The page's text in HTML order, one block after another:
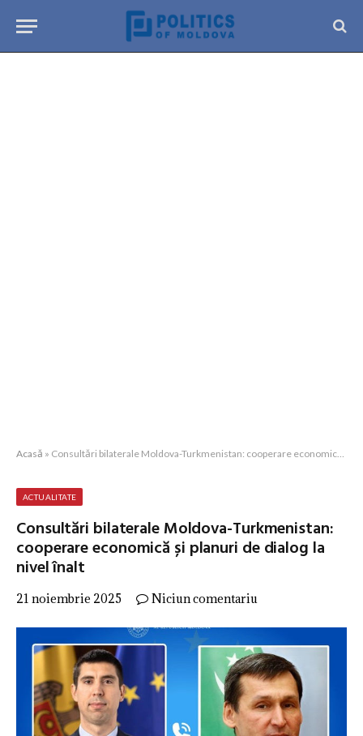
Acasă » Consultări bilaterale Moldova-Turkmenistan: cooperare economică și planuri de dialog la nivel înalt
ACTUALITATE
Consultări bilaterale Moldova-Turkmenistan:
cooperare economică și planuri de dialog la
nivel înalt
21 noiembrie 2025 Niciun comentariu